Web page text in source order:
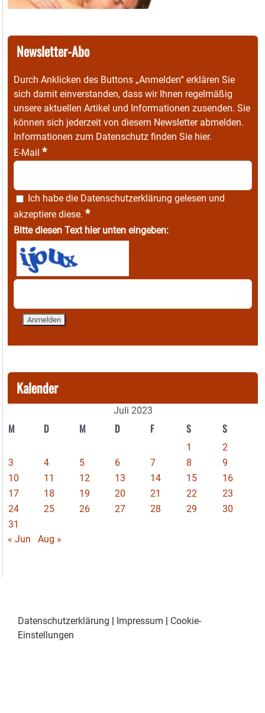
Newsletter-Abo
Durch Anklicken des Buttons „Anmelden“ erklären Sie
sich damit einverstanden, dass wir Ihnen regelmäßig
unsere aktuellen Artikel und Informationen zusenden. Sie
können sich jederzeit von diesem Newsletter abmelden.
Informationen zum Datenschutz finden Sie hier.
E-Mail *
Ich habe die Datenschutzerklärung gelesen und
akzeptiere diese. *
Bitte diesen Text hier unten eingeben:
Kalender
Juli 2023
M D M D F S S
1
2
3
4 5 6 7 8
9
10
11 12 13 14 15
16
17
18 19 20 21 22
23
24
25 26 27 28 29
30
31
« Jun
Aug »
Datenschutzerklärung | Impressum | Cookie-
Einstellungen